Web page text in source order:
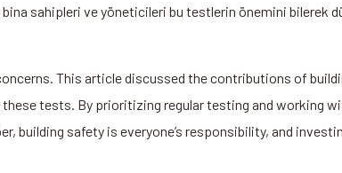
bina sahipleri ve yöneticileri bu testlerin önemini bilerek
This article discussed the contributions of⁢
tests. By​ prioritizing regular testing and working
building safety is everyone’s ⁣responsibility, and⁤